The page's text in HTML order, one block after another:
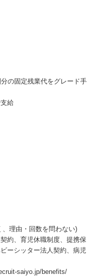
の固定残業代をグレード手
給
、理由・回数を問わない)
約、育児休職制度、提携保
ーシッター法人契約、病児
saiyo.jp/benefits/